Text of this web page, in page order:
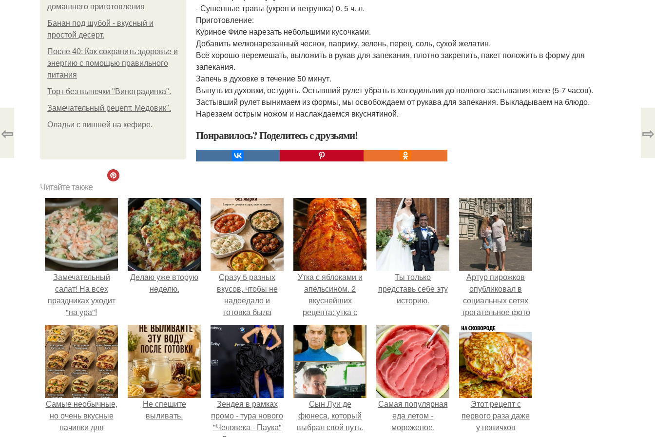
домашнего приготовления
Банан под шубой - вкусный и
простой десерт.
После 40: Как сохранить здоровье и
энергию с помощью правильного
питания
Торт без выпечки "Виноградинка".
Замечательный рецепт. Медовик".
Оладьи с вишней на кефире.
- Сушенные травы (укроп и петрушка) 0. 5 ч. л.
Приготовление:
Куриное Филе нарезать небольшими кусочками.
Добавить мелконарезанный чеснок, паприку, зелень, перец, соль, сухой желатин.
Всё хорошо перемешать, выложить в рукав для запекания, плотно закрепить, пакет положить в форму для
запекания.
Запечь в духовке в течение 50 минут.
Вынуть из духовки, остудить. Остывший рулет убрать в холодильник до полного застывания желе (5-7 часов).
Застывший рулет вынимаем из формы, мы освобождаем от рукава для запекания. Выкладываем на блюдо.
Нарезаем острым ножом и наслаждаемся вкуснятиной.
Понравилось? Поделитесь с друзьями!
⇦ ⇨
Читайте также
Замечательный
салат! На всех
праздниках уходит
"на ура"!
Дeлaю yжe втopую
нeдeлю.
Сразу 5 разных
вкусов, чтобы не
надоедало и
готовка была
проще.
Утка с яблоками и
апельсином. 2
вкуснейших
рецепта: утка с
яблоками и утка
запеченная с
апельсинами.
Ты только
представь себе эту
историю.
Артур пирожков
опубликовал в
социальных сетях
трогательное фото
с супругой
Анжеликой,
сделанное во
время их недавнего
путешествия в
Италию.
Самые необычные,
но очень вкусные
начинки для
Не спешите
выливать.
Зендея в рамках
промо - тура нового
"Человека - Паука"
Сын Луи де
фюнеса, который
выбрал свой путь.
Самая популярная
еда летом -
мороженое.
Этот рецепт с
первого раза даже
у новичков